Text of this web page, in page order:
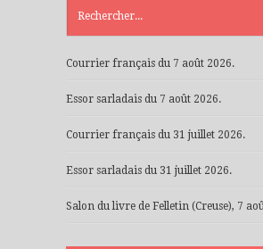
Courrier français du 7 août 2026.
Essor sarladais du 7 août 2026.
Courrier français du 31 juillet 2026.
Essor sarladais du 31 juillet 2026.
Salon du livre de Felletin (Creuse), 7